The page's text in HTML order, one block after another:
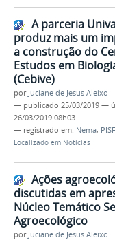
A parceria
produz mais um
a construção do
Estudos em
(Cebive)
por Juciane de Jesus Aleixo
— publicado 25/03/2019 —
26/03/2019 08h03
— registrado em: Nema, PISF
Localizado em Notícias
Ações
discutidas em
Núcleo Temático
Agroecológico
por Juciane de Jesus Aleixo